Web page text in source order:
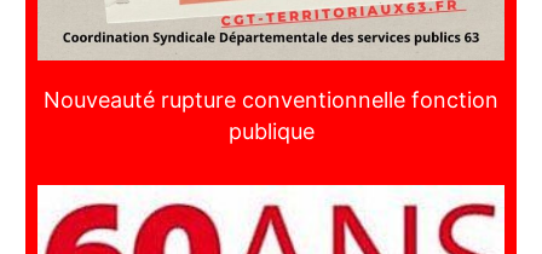
Nouveauté rupture conventionnelle fonction
publique